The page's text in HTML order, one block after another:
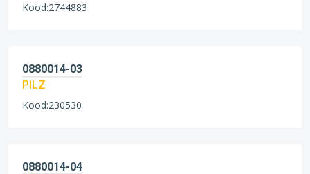
Kood:2744883
0880014-03
PILZ
Kood:230530
0880014-04